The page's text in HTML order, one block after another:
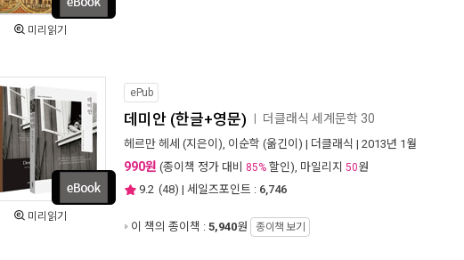
미리읽기
미리읽기
ePub
데미안 (한글+영문) 더클래식 세계문학 30
헤르만 헤세 (지은이), 이순학 (옮긴이) | 더클래식 | 2013년 1월
990원 (종이책 정가 대비 85% 할인), 마일리지 50원
9.2 (48) | 세일즈포인트 : 6,746
이 책의 종이책 : 5,940원 종이책 보기